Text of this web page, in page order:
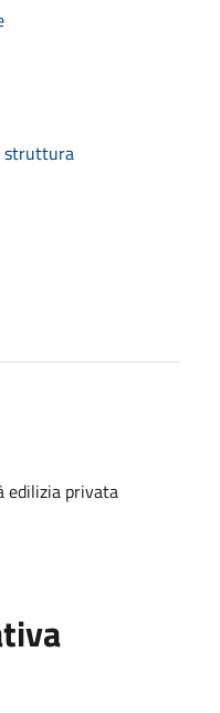
struttura
edilizia privata